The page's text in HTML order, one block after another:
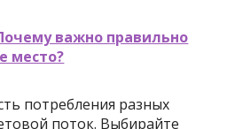
важно правильно
место?
потребления разных
поток. Выбирайте